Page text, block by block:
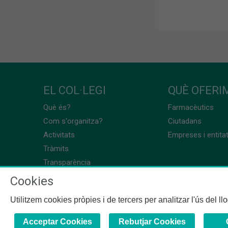
EL COL·LEGI
Què és?
Com s'organitza?
Activitats
Tràmits
Transparència
QUÈ
Farmacèutics
Ciutadans
Empreses i
Cookies
Utilitzem cookies pròpies i de tercers per analitzar l'ús del
Acceptar Cookies Rebutjar Cookies